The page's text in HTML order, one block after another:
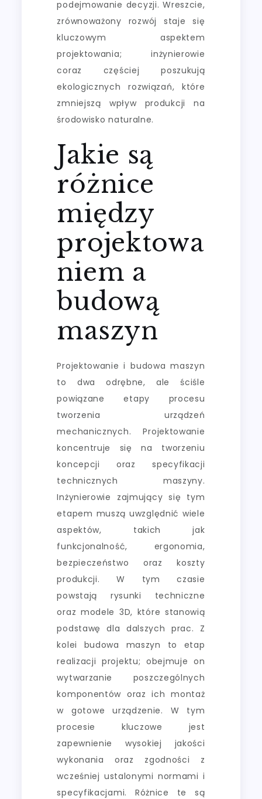
podejmowanie decyzji. Wreszcie,
zrównoważony rozwój staje się
kluczowym aspektem
projektowania; inżynierowie
coraz częściej poszukują
ekologicznych rozwiązań, które
zmniejszą wpływ produkcji na
środowisko naturalne.
Jakie są
różnice
między
projektowa
niem a
budową
maszyn
Projektowanie i budowa maszyn
to dwa odrębne, ale ściśle
powiązane etapy procesu
tworzenia urządzeń
mechanicznych. Projektowanie
koncentruje się na tworzeniu
koncepcji oraz specyfikacji
technicznych maszyny.
Inżynierowie zajmujący się tym
etapem muszą uwzględnić wiele
aspektów, takich jak
funkcjonalność, ergonomia,
bezpieczeństwo oraz koszty
produkcji. W tym czasie
powstają rysunki techniczne
oraz modele 3D, które stanowią
podstawę dla dalszych prac. Z
kolei budowa maszyn to etap
realizacji projektu; obejmuje on
wytwarzanie poszczególnych
komponentów oraz ich montaż
w gotowe urządzenie. W tym
procesie kluczowe jest
zapewnienie wysokiej jakości
wykonania oraz zgodności z
wcześniej ustalonymi normami i
specyfikacjami. Różnice te są